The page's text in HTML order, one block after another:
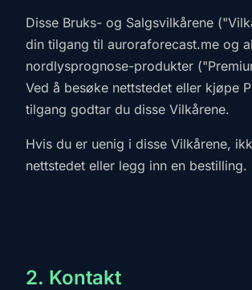
Disse Bruks- og Salgsvilkårene
din tilgang til auroraforecast.me og
nordlysprognose-produkter
Ved å besøke nettstedet eller kjøpe
tilgang godtar du disse Vilkårene.
Hvis du er uenig i disse Vilkårene,
nettstedet eller legg inn en bestilling.
2. Kontakt